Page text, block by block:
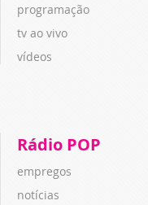
programação
tv ao vivo
vídeos
Rádio POP
empregos
notícias